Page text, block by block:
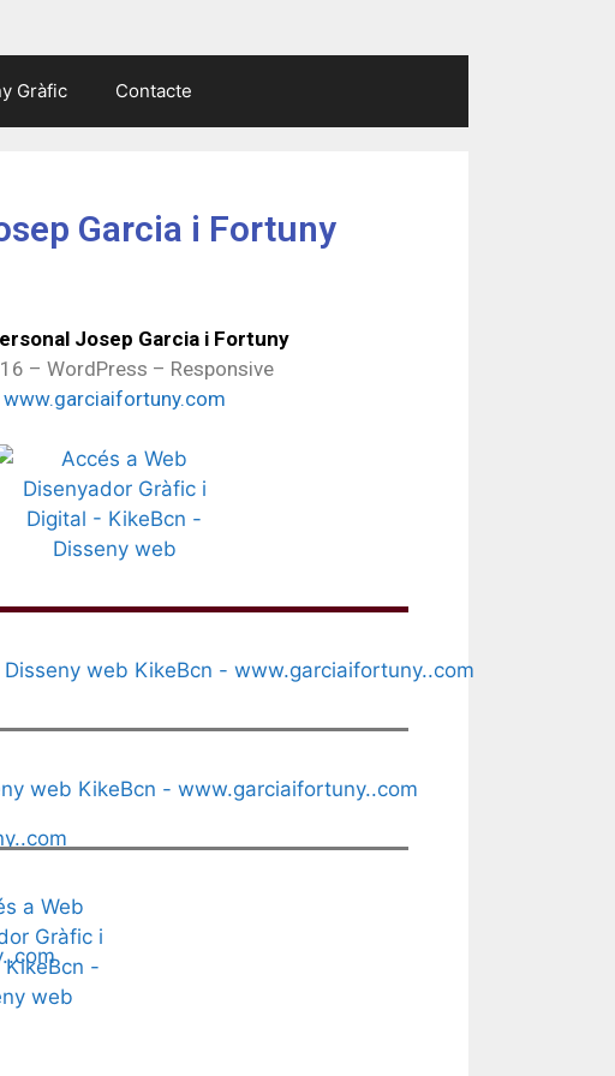
Gràfic Contacte
Garcia i Fortuny
Josep Garcia i Fortuny
– WordPress – Responsive
www.garciaifortuny.com